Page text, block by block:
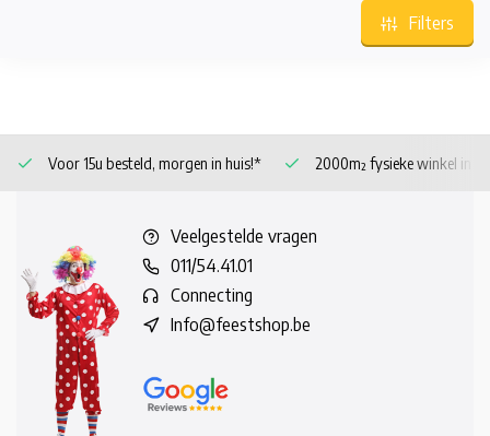
Filters
Voor 15u besteld, morgen in huis!* 2000m² fysieke winkel in
Veelgestelde vragen
011/54.41.01
Connecting
Info@feestshop.be